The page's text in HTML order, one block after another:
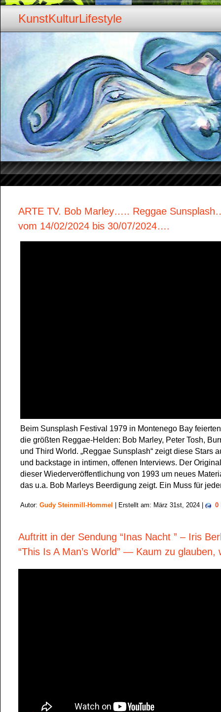
KunstKulturLifestyle
ARTE TV. Bob Marley….. Reggae
vom 14/02/2024 bis 30/07/2024….
Beim Sunsplash Festival 1979 in Montenego Bay
die größten Reggae-Helden: Bob Marley, Peter Tosh,
und Third World. „Reggae Sunsplash“ zeigt diese Stars
und backstage in intimen, offenen Interviews. Der
dieser Wiederveröffentlichung von 1993 um neues
das u.a. Bob Marleys Beerdigung zeigt. Ein Muss für
Autor: Gudy Steinmill-Hommel | Erstellt am: März 31st, 2024 | 0
Auftritt in der Sendung “Inas Nacht ” – Iris
“This Is A Man’s World” — Kaum zu